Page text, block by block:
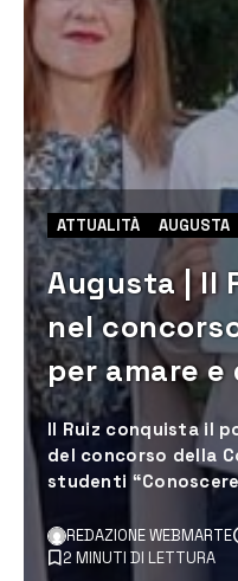
ATTUALITÀ AUGUSTA
Augusta | Il
nel
per amare
Il Ruiz conquista il
del concorso della
studenti
REDAZIONE WEBMARTE
2 MINUTI DI LETTURA